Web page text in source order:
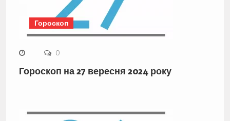
Гороскоп
0
Гороскоп на 27 вересня 2024 року